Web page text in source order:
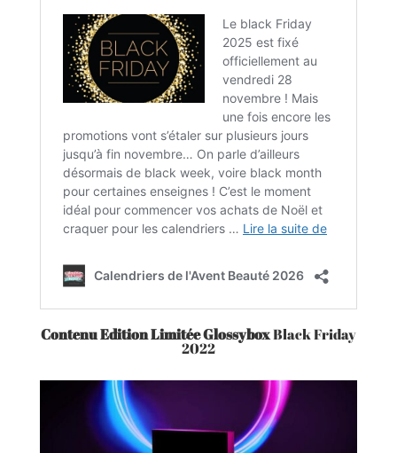
Contenu Edition LimitéeGlossyboxBlack Friday
2022